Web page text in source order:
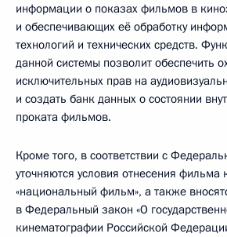
информации о показах фильмов в
и обеспечивающих её обработку
технологий и технических средств.
данной системы позволит обеспечить
исключительных прав на
и создать банк данных о состоянии
проката фильмов.
Кроме того, в соответствии с
уточняются условия отнесения фильма
«национальный фильм», а также
в Федеральный закон «О
кинематографии Российской